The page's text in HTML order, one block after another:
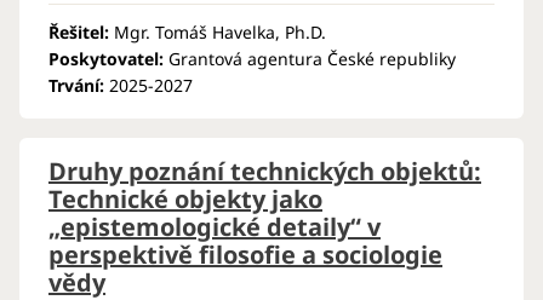
Řešitel: Mgr. Tomáš Havelka, Ph.D.
Poskytovatel: Grantová agentura České republiky
Trvání: 2025-2027
Druhy poznání technických objektů:
Technické objekty jako
„epistemologické detaily“ v
perspektivě filosofie a sociologie
vědy